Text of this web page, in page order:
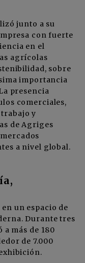
junto a su
con fuerte
en el
agrícolas
sobre
importancia
presencia
comerciales,
y
de Agriges
a nivel global.
un espacio de
Durante tres
más de 180
de 7.000